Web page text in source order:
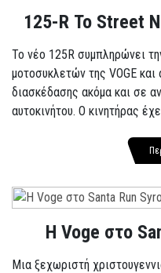
125-R Το Street
Το νέο 125R συμπληρώνει
μοτοσυκλετών της VOGE και
διασκέδασης ακόμα και σε
αυτοκινήτου. Ο κινητήρας
Η Voge στο
Μια ξεχωριστή